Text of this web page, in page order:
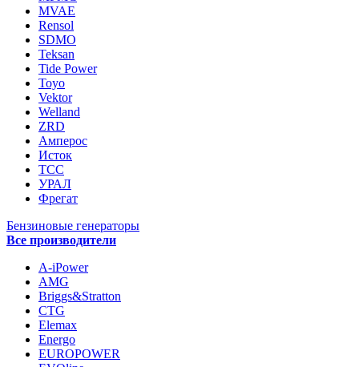
MVAE
Rensol
SDMO
Teksan
Tide Power
Toyo
Vektor
Welland
ZRD
Амперос
Исток
ТСС
УРАЛ
Фрегат
Бензиновые генераторы
Все производители
A-iPower
AMG
Briggs&Stratton
CTG
Elemax
Energo
EUROPOWER